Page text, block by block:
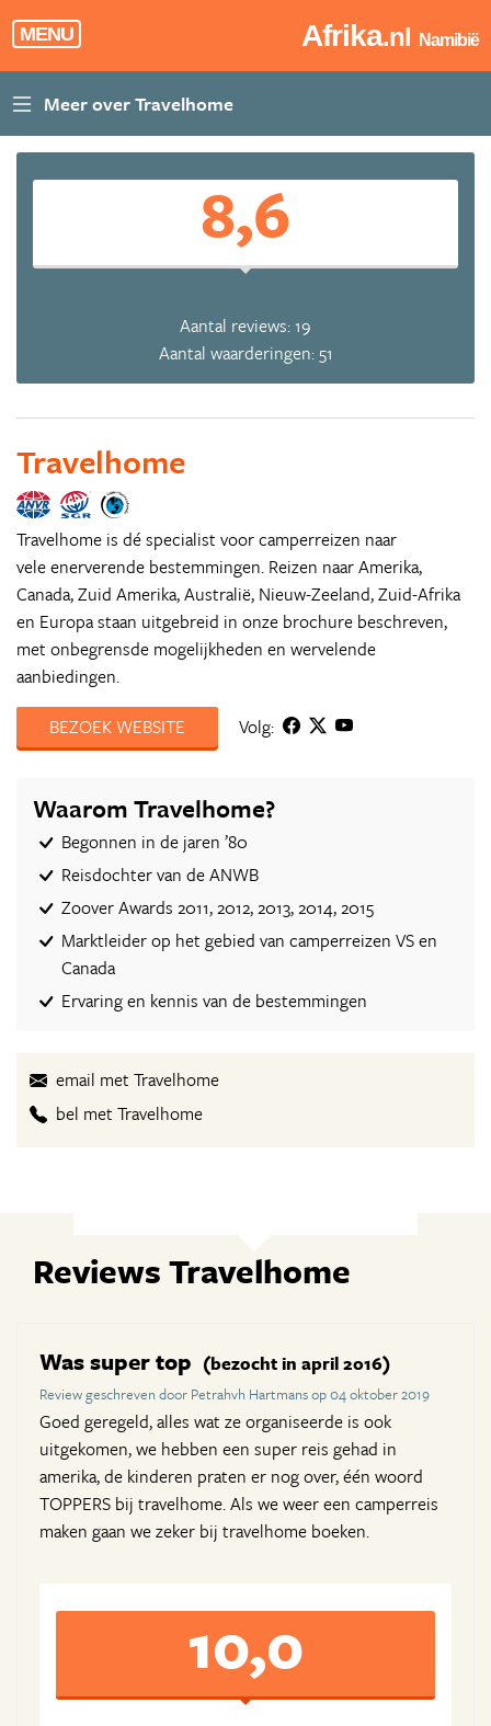
MENU Afrika.nl Namibië
8,6
Aantal reviews: 19
Aantal waarderingen: 51
Travelhome
Travelhome is dé specialist voor camperreizen naar
vele enerverende bestemmingen. Reizen naar Amerika,
Canada, Zuid Amerika, Australië, Nieuw-Zeeland, Zuid-Afrika
en Europa staan uitgebreid in onze brochure beschreven,
met onbegrensde mogelijkheden en wervelende
aanbiedingen.
BEZOEK WEBSITE
Volg:
Waarom Travelhome?
Begonnen in de jaren ’80
Reisdochter van de ANWB
Zoover Awards 2011, 2012, 2013, 2014, 2015
Marktleider op het gebied van camperreizen VS en
Canada
Ervaring en kennis van de bestemmingen
email met Travelhome
bel met Travelhome
Reviews Travelhome
Was super top (bezocht in april 2016)
Review geschreven door Petrahvh Hartmans op 04 oktober 2019
Goed geregeld, alles wat ze organiseerde is ook
uitgekomen, we hebben een super reis gehad in
amerika, de kinderen praten er nog over, één woord
TOPPERS bij travelhome. Als we weer een camperreis
maken gaan we zeker bij travelhome boeken.
10,0